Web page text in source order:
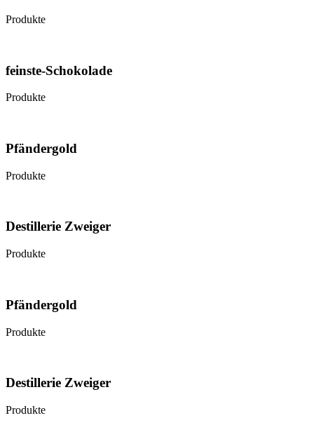
Produkte
feinste-Schokolade
Produkte
Pfändergold
Produkte
Destillerie Zweiger
Produkte
Pfändergold
Produkte
Destillerie Zweiger
Produkte